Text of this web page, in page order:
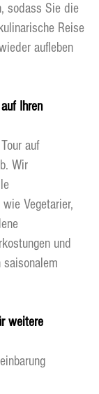
sodass Sie die
Reise
aufleben
Ihren
auf
Wir
Vegetarier,
und
saisonalem
weitere